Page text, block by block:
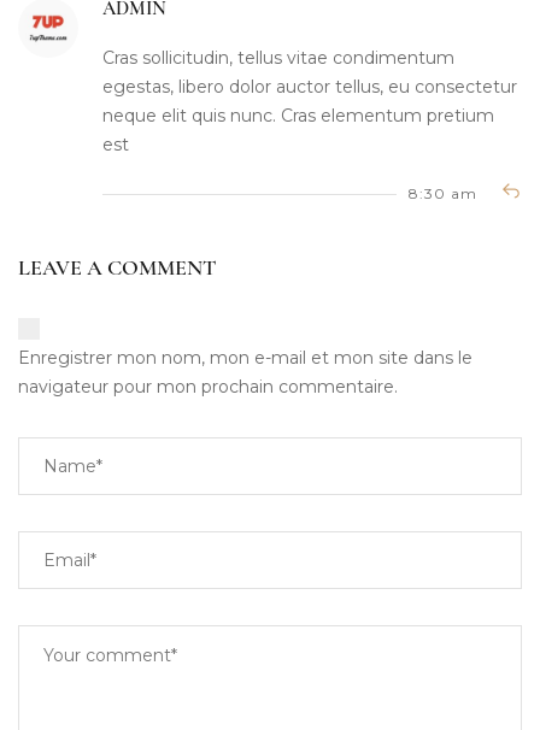
ADMIN
Cras sollicitudin, tellus vitae condimentum
egestas, libero dolor auctor tellus, eu consectetur
neque elit quis nunc. Cras elementum pretium
est
8:30 am
LEAVE A COMMENT
Enregistrer mon nom, mon e-mail et mon site dans le
navigateur pour mon prochain commentaire.